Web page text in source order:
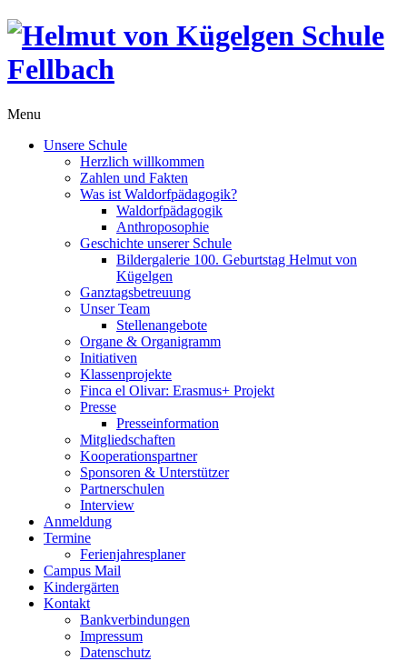
Menu
Unsere Schule
Herzlich willkommen
Zahlen und Fakten
Was ist Waldorfpädagogik?
Waldorfpädagogik
Anthroposophie
Geschichte unserer Schule
Bildergalerie 100. Geburtstag Helmut von
Kügelgen
Ganztagsbetreuung
Unser Team
Stellenangebote
Organe & Organigramm
Initiativen
Klassenprojekte
Finca el Olivar: Erasmus+ Projekt
Presse
Presseinformation
Mitgliedschaften
Kooperationspartner
Sponsoren & Unterstützer
Partnerschulen
Interview
Anmeldung
Termine
Ferienjahresplaner
Campus Mail
Kindergärten
Kontakt
Bankverbindungen
Impressum
Datenschutz